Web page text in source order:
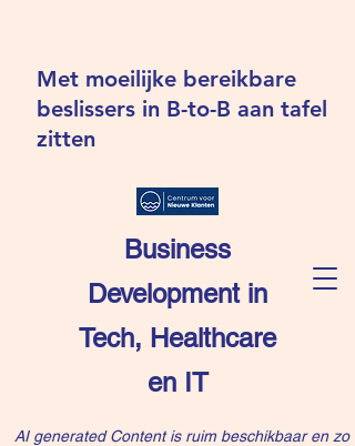
Business
Development in
Tech, Healthcare
en IT
Met moeilijke bereikbare
beslissers in B-to-B aan tafel
zitten
AI generated Content is ruim beschikbaar en zo